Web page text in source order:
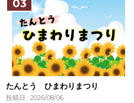
たんとう ひまわりまつり
投稿日 : 2026/08/06